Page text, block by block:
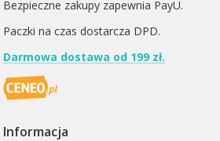
Bezpieczne zakupy zapewnia PayU.
Paczki na czas dostarcza DPD.
Darmowa dostawa od 199 zł.
Informacja